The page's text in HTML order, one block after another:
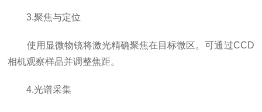
3.聚焦与定位
使用显微物镜将激光精确聚焦在目标微区。可通过CCD
相机观察样品并调整焦距。
4.光谱采集